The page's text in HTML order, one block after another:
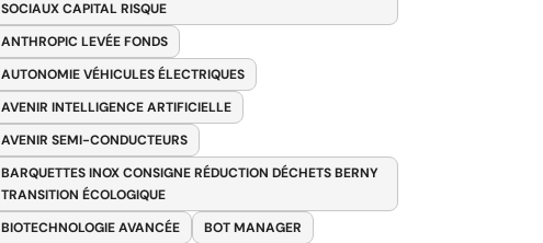
SOCIAUX CAPITAL RISQUE
ANTHROPIC LEVÉE FONDS
AUTONOMIE VÉHICULES ÉLECTRIQUES
AVENIR INTELLIGENCE ARTIFICIELLE
AVENIR SEMI-CONDUCTEURS
BARQUETTES INOX CONSIGNE RÉDUCTION DÉCHETS BERNY
TRANSITION ÉCOLOGIQUE
BIOTECHNOLOGIE AVANCÉE
BOT MANAGER